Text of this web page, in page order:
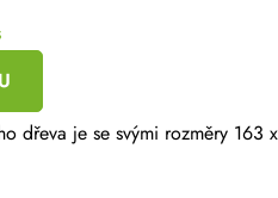
dřeva je se svými rozměry